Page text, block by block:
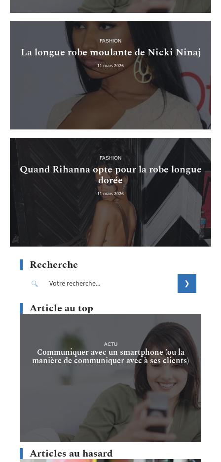
FASHION
La longue robe moulante de Nicki Ninaj
11 mars 2026
FASHION
Quand Rihanna opte pour la robe longue
dorée
11 mars 2026
Recherche
Article au top
ACTU
Communiquer avec un smartphone (ou la
manière de communiquer avec à ses clients)
Articles au hasard